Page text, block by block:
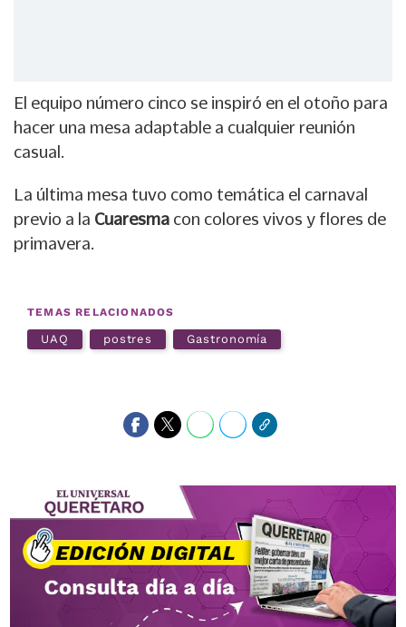
El equipo número cinco se inspiró en el otoño para
hacer una mesa adaptable a cualquier reunión
casual.
La última mesa tuvo como temática el carnaval
previo a la Cuaresma con colores vivos y flores de
primavera.
TEMAS RELACIONADOS
UAQ postres Gastronomía